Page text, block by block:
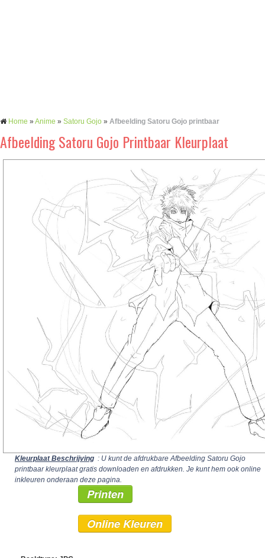
Home »Anime » Satoru Gojo » Afbeelding Satoru Gojo printbaar
Afbeelding Satoru Gojo Printbaar Kleurplaat
Kleurplaat Beschrijving : U kunt de afdrukbare Afbeelding Satoru Gojo
printbaar kleurplaat gratis downloaden en afdrukken. Je kunt hem ook online
inkleuren onderaan deze pagina.
Printen
Online Kleuren